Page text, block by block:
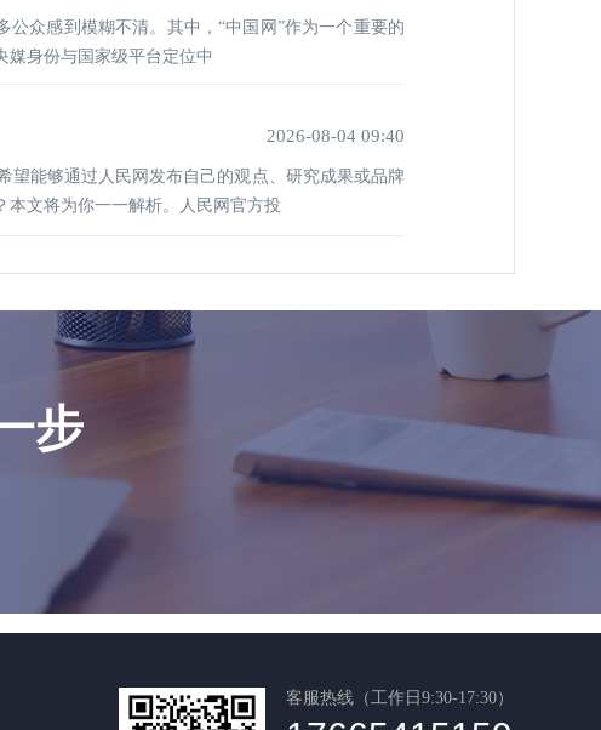
公众感到模糊不清。其中，“中国网”作为一个重要的
媒身份与国家级平台定位中
2026-08-04 09:40
望能够通过人民网发布自己的观点、研究成果或品牌
文将为你一一解析。人民网官方投
步
客服热线（工作日9:30-17:30）